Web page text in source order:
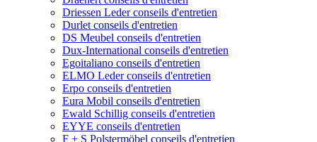
Driessen Leder conseils d'entretien
Durlet conseils d'entretien
DS Meubel conseils d'entretien
Dux-International conseils d'entretien
Egoitaliano conseils d'entretien
ELMO Leder conseils d'entretien
Erpo conseils d'entretien
Eura Mobil conseils d'entretien
Ewald Schillig conseils d'entretien
EYYE conseils d'entretien
F + S Polstermöbel conseils d'entretien